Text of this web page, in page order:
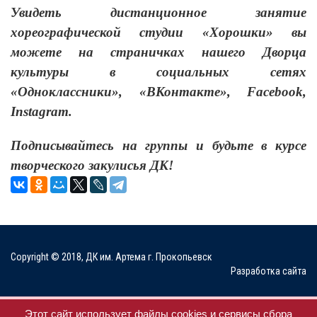
Увидеть дистанционное занятие
хореографической студии «Хорошки» вы
можете на страничках нашего Дворца
культуры в социальных сетях
«Одноклассники», «ВКонтакте», Facebook,
Instagram.
Подписывайтесь на группы и будьте в курсе
творческого закулисья ДК!
Copyright © 2018, ДК им. Артема г. Прокопьевск
Разработка сайта
Мы в соц. сетях
Этот сайт использует файлы cookies и сервисы сбора